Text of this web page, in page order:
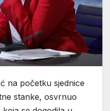
na početku sjednice
stanke, osvrnuo